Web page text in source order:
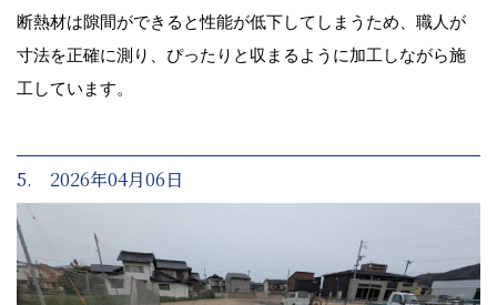
断熱材は隙間ができると性能が低下してしまうため、職人が
寸法を正確に測り、ぴったりと収まるように加工しながら施
工しています。
5. 2026年04月06日